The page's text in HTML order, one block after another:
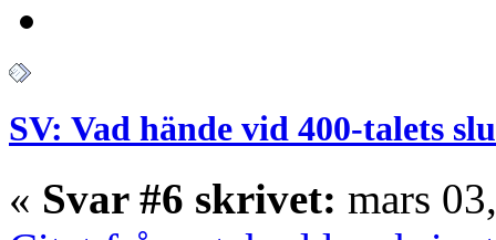
SV: Vad hände vid 400-talets
« Svar #6 skrivet: mars